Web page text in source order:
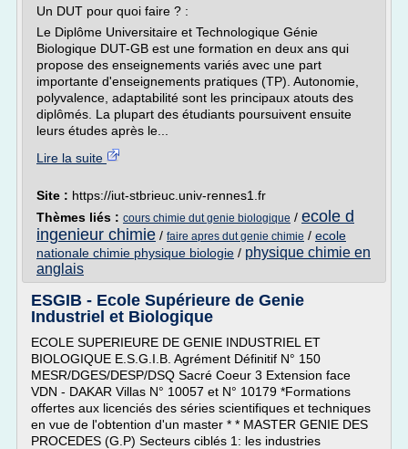
Un DUT pour quoi faire ? :
Le Diplôme Universitaire et Technologique Génie
Biologique DUT-GB est une formation en deux ans qui
propose des enseignements variés avec une part
importante d'enseignements pratiques (TP). Autonomie,
polyvalence, adaptabilité sont les principaux atouts des
diplômés. La plupart des étudiants poursuivent ensuite
leurs études après le...
Lire la suite
Site : https://iut-stbrieuc.univ-rennes1.fr
Thèmes liés : cours chimie dut genie biologique / ecole d
ingenieur chimie / faire apres dut genie chimie / ecole
nationale chimie physique biologie / physique chimie en
anglais
ESGIB - Ecole Supérieure de Genie
Industriel et Biologique
ECOLE SUPERIEURE DE GENIE INDUSTRIEL ET
BIOLOGIQUE E.S.G.I.B. Agrément Définitif N° 150
MESR/DGES/DESP/DSQ Sacré Coeur 3 Extension face
VDN - DAKAR Villas N° 10057 et N° 10179 *Formations
offertes aux licenciés des séries scientifiques et techniques
en vue de l'obtention d'un master * * MASTER GENIE DES
PROCEDES (G.P) Secteurs ciblés 1: les industries